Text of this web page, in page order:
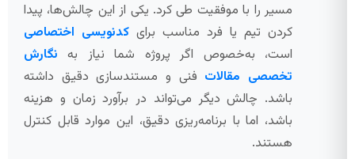
مسیر را با موفقیت طی کرد. یکی از این چالش‌ها، پیدا
کردن تیم یا فرد مناسب برای کدنویسی اختصاصی
است، به‌خصوص اگر پروژه شما نیاز به نگارش
تخصصی مقالات فنی و مستندسازی دقیق داشته
باشد. چالش دیگر می‌تواند در برآورد زمان و هزینه
باشد، اما با برنامه‌ریزی دقیق، این موارد قابل کنترل
هستند.